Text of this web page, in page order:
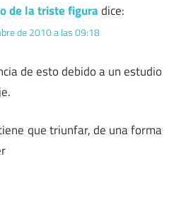
de la triste figuradice:
de 2010 a las 09:18
de esto debido a un estudio
que triunfar, de una forma